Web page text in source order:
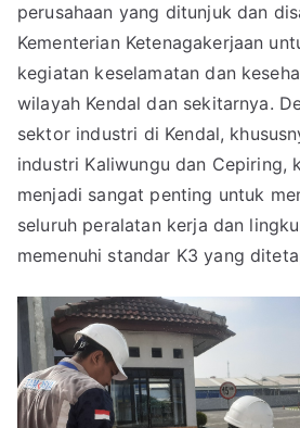
perusahaan yang ditunjuk dan
Kementerian Ketenagakerjaan
kegiatan keselamatan dan
wilayah Kendal dan sekitarnya.
sektor industri di Kendal,
industri Kaliwungu dan Cepiring,
menjadi sangat penting untuk
seluruh peralatan kerja dan
memenuhi standar K3 yang